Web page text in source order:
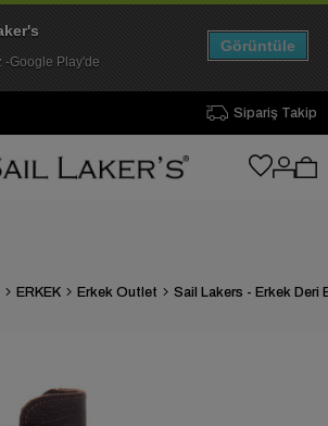
Sipariş Takip
ERKEK Erkek Outlet Sail Lakers - Erkek Deri
-Google Play'de
Görüntüle